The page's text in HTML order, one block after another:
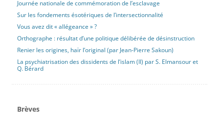
Journée nationale de commémoration de l’esclavage
Sur les fondements ésotériques de l’intersectionnalité
Vous avez dit « allégeance » ?
Orthographe : résultat d’une politique délibérée de désinstruction
Renier les origines, haïr l’original (par Jean-Pierre Sakoun)
La psychiatrisation des dissidents de l’islam (II) par S. Elmansour et
Q. Bérard
Brèves